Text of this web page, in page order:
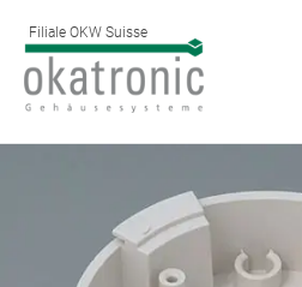
Filiale OKW Suisse